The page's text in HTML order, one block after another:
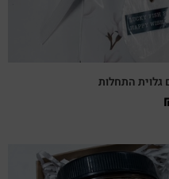
גלוית התחלות